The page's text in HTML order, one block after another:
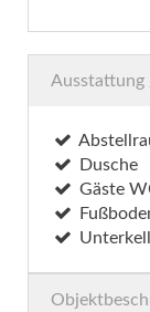
Ausstattung
Dusche
Gäste